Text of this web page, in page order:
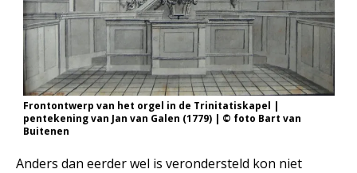
Frontontwerp van het orgel in de Trinitatiskapel |
pentekening van Jan van Galen (1779) | © foto Bart van
Buitenen
Anders dan eerder wel is verondersteld kon niet